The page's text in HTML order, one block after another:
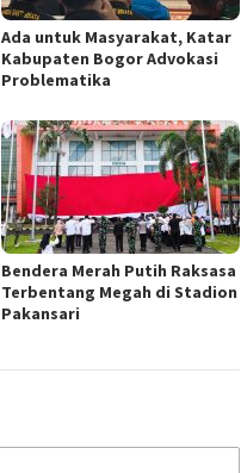
Ada untuk Masyarakat, Katar
Kabupaten Bogor Advokasi
Problematika
Bendera Merah Putih Raksasa
Terbentang Megah di Stadion
Pakansari